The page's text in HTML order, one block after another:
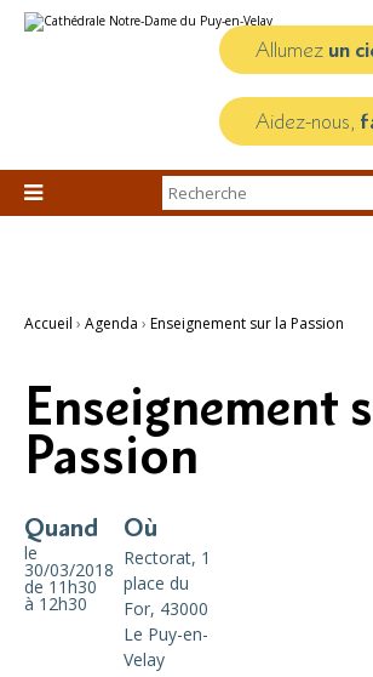
au
personnels
Allumez un
Aidez-nous,

Chercher par
Recherche
Accueil › Agenda › Enseignement sur la Passion
Enseignement
Passion
Quand
le
30/03/2018
de 11h30
à 12h30
Où
Rectorat, 1
place du
For, 43000
Le Puy-en-
Velay